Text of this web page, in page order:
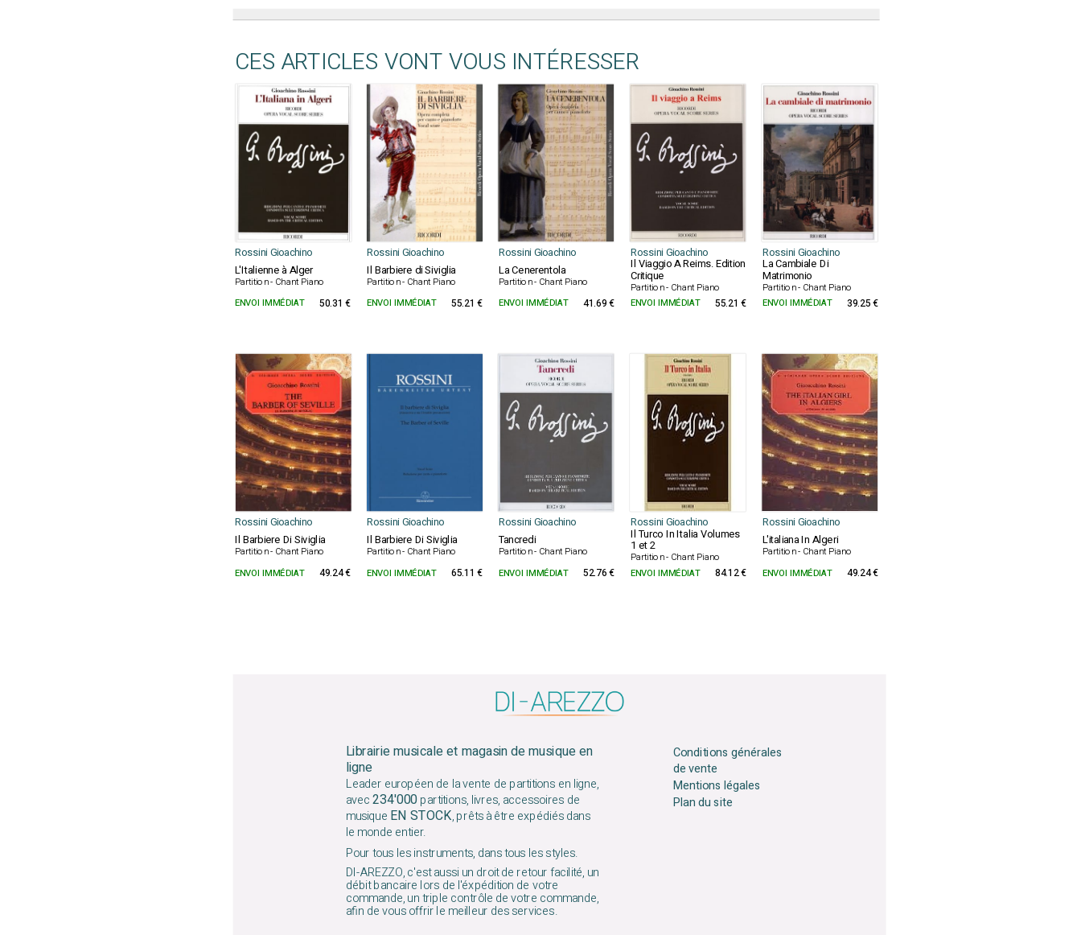
CES ARTICLES VONT VOUS INTÉRESSER
Rossini Gioachino Rossini Gioachino Rossini Gioachino Rossini Gioachino Rossini Gioachino
L'Italienne à Alger
Partition - Chant Piano
Il Barbiere di Siviglia
Partition - Chant Piano
La Cenerentola
Partition - Chant Piano
Il Viaggio A Reims. Edition
Critique
Partition - Chant Piano
La Cambiale Di
Matrimonio
Partition - Chant Piano
ENVOI IMMÉDIAT
50.31 € ENVOI IMMÉDIAT 55.21 € ENVOI IMMÉDIAT 41.69 € ENVOI IMMÉDIAT 55.21 € ENVOI IMMÉDIAT 39.25 €
Rossini Gioachino Rossini Gioachino Rossini Gioachino Rossini Gioachino
Rossini Gioachino
Il Barbiere Di Siviglia
Partition - Chant Piano
Il Barbiere Di Siviglia
Partition - Chant Piano
Tancredi
Partition - Chant Piano
Il Turco In Italia Volumes
1 et 2
Partition - Chant Piano
L'italiana In Algeri
Partition - Chant Piano
ENVOI IMMÉDIAT
49.24 € ENVOI IMMÉDIAT 65.11 € ENVOI IMMÉDIAT 52.76 € ENVOI IMMÉDIAT 84.12 € ENVOI IMMÉDIAT 49.24 €
Librairie musicale et magasin de musique en
ligne
Leader européen de la vente de partitions en ligne,
avec234'000partitions, livres, accessoires de
musique EN STOCK, prêts à être expédiés dans
le monde entier.
Pour tous les instruments, dans tous les styles.
DI-AREZZO, c'est aussi un droit de retour facilité, un
débit bancaire lors de l'éxpédition de votre
commande, un triple contrôle de votre commande,
afin de vous offrir le meilleur des services.
Conditions générales
de vente
Mentions légales
Plan du site